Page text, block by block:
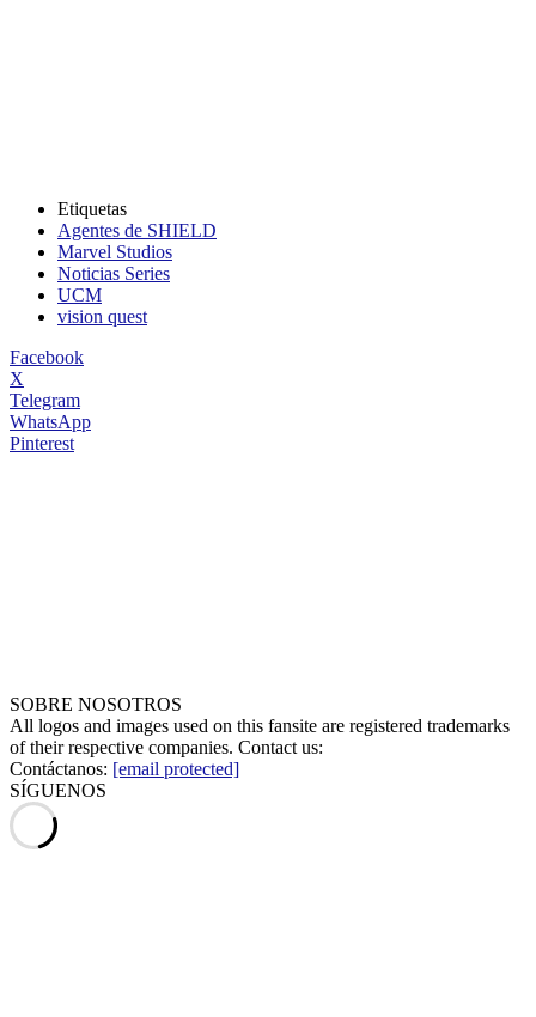
Etiquetas
Agentes de SHIELD
Marvel Studios
Noticias Series
UCM
vision quest
Facebook
X
Telegram
WhatsApp
Pinterest
SOBRE NOSOTROS
All logos and images used on this fansite are registered trademarks
of their respective companies. Contact us:
Contáctanos: [email protected]
SÍGUENOS